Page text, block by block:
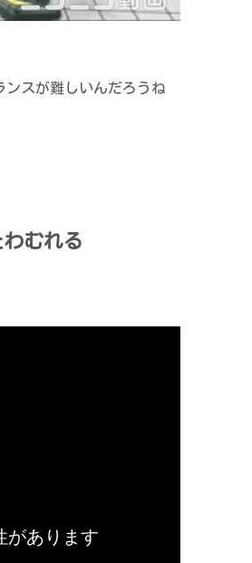
スが難しいんだろうね
むれる